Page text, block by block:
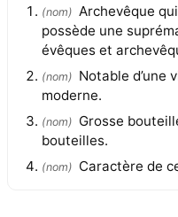
(nom) Archevêque
possède une
évêques et
(nom) Notable d’une
moderne.
(nom) Grosse
bouteilles.
(nom) Caractère de